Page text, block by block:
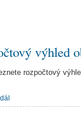
výhled
rozpočtový